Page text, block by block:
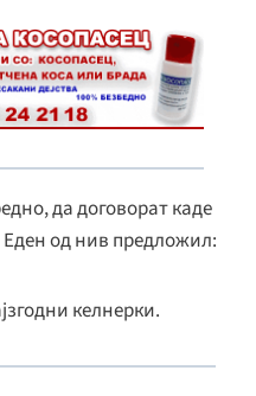
y
Li
n
k
e
да договорат каде
Еден од нив предложил:
келнерки.